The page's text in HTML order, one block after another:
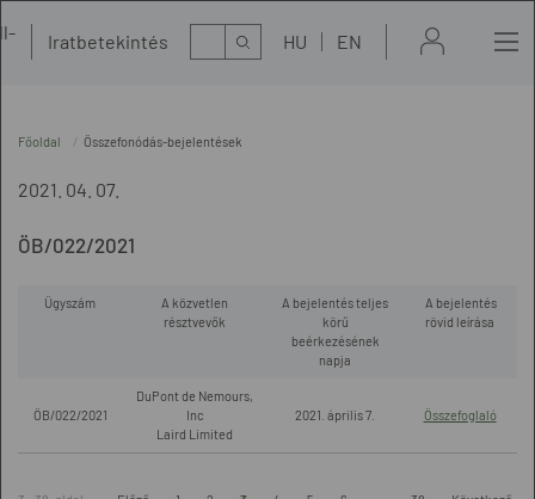
Iratbetekintés Kereső HU EN
Főoldal Összefonódás-bejelentések
2021. 04. 07.
ÖB/022/2021
Ügyszám
A közvetlen
résztvevők
A bejelentés teljes
körű
beérkezésének
napja
A bejelentés
rövid leírása
ÖB/022/2021
DuPont de Nemours,
Inc
Laird Limited
2021. április 7. Összefoglaló